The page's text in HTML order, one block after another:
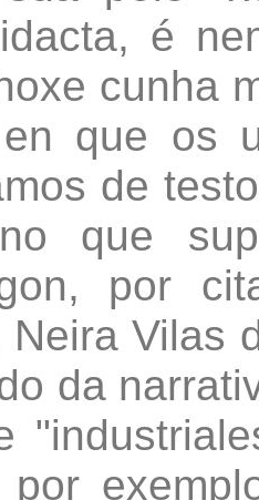
é
cunha
que os
de
que
por
Vilas
da
por